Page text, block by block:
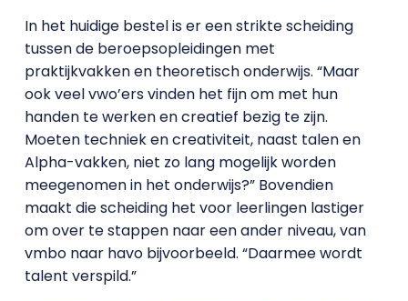
In het huidige bestel is er een strikte scheiding
tussen de beroepsopleidingen met
praktijkvakken en theoretisch onderwijs. “Maar
ook veel vwo’ers vinden het fijn om met hun
handen te werken en creatief bezig te zijn.
Moeten techniek en creativiteit, naast talen en
Alpha-vakken, niet zo lang mogelijk worden
meegenomen in het onderwijs?” Bovendien
maakt die scheiding het voor leerlingen lastiger
om over te stappen naar een ander niveau, van
vmbo naar havo bijvoorbeeld. “Daarmee wordt
talent verspild.”